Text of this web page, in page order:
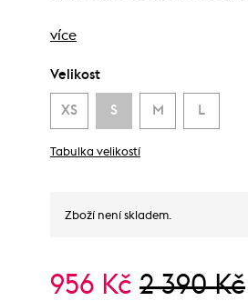
více
Velikost
XS S M L
Tabulka velikostí
Zboží není skladem.
956 Kč 2 390 Kč